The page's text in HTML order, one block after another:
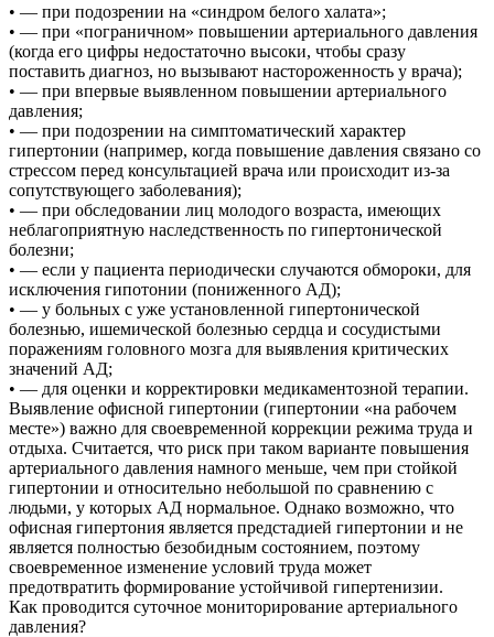
• — при подозрении на «синдром белого халата»;
• — при «пограничном» повышении артериального давления
(когда его цифры недостаточно высоки, чтобы сразу
поставить диагноз, но вызывают настороженность у врача);
• — при впервые выявленном повышении артериального
давления;
• — при подозрении на симптоматический характер
гипертонии (например, когда повышение давления связано со
стрессом перед консультацией врача или происходит из-за
сопутствующего заболевания);
• — при обследовании лиц молодого возраста, имеющих
неблагоприятную наследственность по гипертонической
болезни;
• — если у пациента периодически случаются обмороки, для
исключения гипотонии (пониженного АД);
• — у больных с уже установленной гипертонической
болезнью, ишемической болезнью сердца и сосудистыми
поражениям головного мозга для выявления критических
значений АД;
• — для оценки и корректировки медикаментозной терапии.
Выявление офисной гипертонии (гипертонии «на рабочем
месте») важно для своевременной коррекции режима труда и
отдыха. Считается, что риск при таком варианте повышения
артериального давления намного меньше, чем при стойкой
гипертонии и относительно небольшой по сравнению с
людьми, у которых АД нормальное. Однако возможно, что
офисная гипертония является предстадией гипертонии и не
является полностью безобидным состоянием, поэтому
своевременное изменение условий труда может
предотвратить формирование устойчивой гипертенизии.
Как проводится суточное мониторирование артериального
давления?